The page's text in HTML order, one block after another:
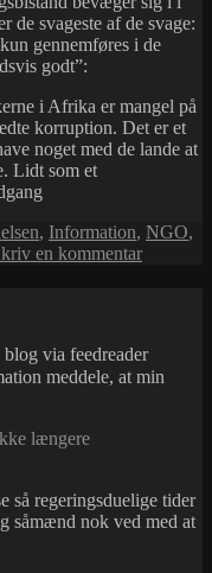
de svageste af de svage:
gennemføres i de
godt”:
i Afrika er mangel på
korruption. Det er et
noget med de lande at
Lidt som et
, Information, NGO,
en kommentartil
nægter
rygerne
via feedreader
meddele, at min
længere
så regeringsduelige tider
såmænd nok ved med at